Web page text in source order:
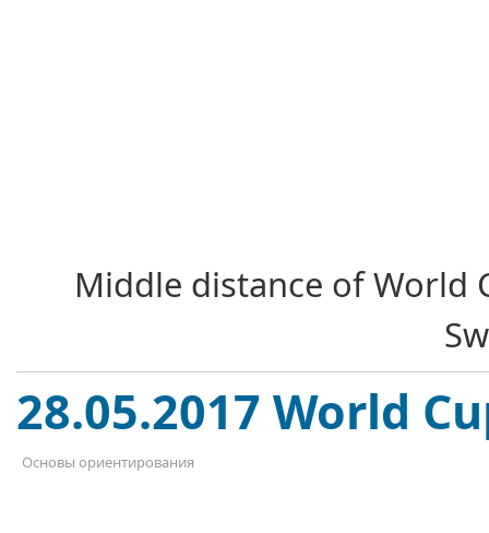
Middle distance of World
28.05.2017 World
Основы ориентирования